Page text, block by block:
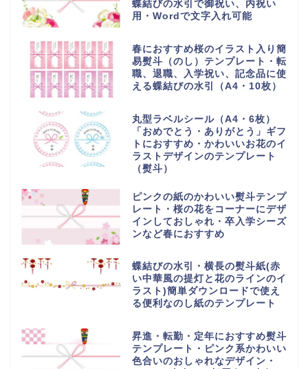
蝶結びの水引で御祝い、内祝い
用・Wordで文字入れ可能
春におすすめ桜のイラスト入り簡
易熨斗（のし）テンプレート・転
職、退職、入学祝い、記念品に使
える蝶結びの水引（A4・10枚）
丸型ラベルシール（A4・6枚）
「おめでとう・ありがとう」ギフ
トにおすすめ・かわいいお花のイ
ラストデザインのテンプレート
（熨斗）
ピンクの紙のかわいい熨斗テンプ
レート・桜の花をコーナーにデザ
インしておしゃれ・卒入学シーズ
ンなど春におすすめ
蝶結びの水引・横長の熨斗紙(赤
い中華風の提灯と花のラインのイ
ラスト)簡単ダウンロードで使え
る便利なのし紙のテンプレート
昇進・転勤・定年におすすめ熨斗
テンプレート・ピンク系かわいい
色合いのおしゃれなデザイン・